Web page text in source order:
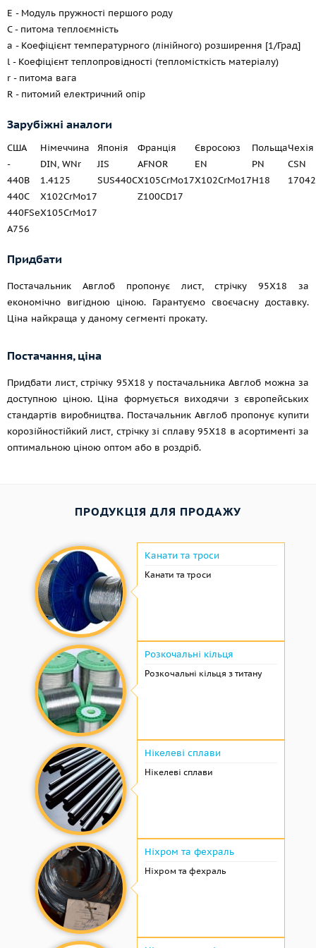
E - Модуль пружності першого роду
C - питома теплоємність
a - Коефіцієнт температурного (лінійного) розширення [1/Град]
l - Коефіцієнт теплопровідності (тепломісткість матеріалу)
r - питома вага
R - питомий електричний опір
Зарубіжні аналоги
США Німеччина Японія Франція Євросоюз ПольщаЧехія
-
DIN, WNr JIS AFNOR EN PN
CSN
440B
1.4125 SUS440CX105CrMo17X102CrMo17H18
17042
440C
X102CrMo17
Z100CD17
440FSeX105CrMo17
A756
Придбати
Постачальник Авглоб пропонує лист, стрічку 95Х18 за
економічно вигідною ціною. Гарантуємо своєчасну доставку.
Ціна найкраща у даному сегменті прокату.
Постачання, ціна
Придбати лист, стрічку 95Х18 у постачальника Авглоб можна за
доступною ціною. Ціна формується виходячи з європейських
стандартів виробництва. Постачальник Авглоб пропонує купити
корозійностійкий лист, стрічку зі сплаву 95Х18 в асортименті за
оптимальною ціною оптом або в роздріб.
ПРОДУКЦІЯ ДЛЯ ПРОДАЖУ
Канати та троси
Канати та троси
Розкочальні кільця
Розкочальні кільця з титану
Нікелеві сплави
Нікелеві сплави
Ніхром та фехраль
Ніхром та фехраль